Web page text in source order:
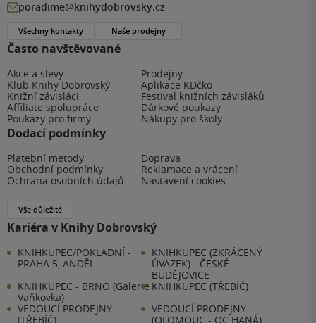
Často navštěvované
Akce a slevy
Prodejny
Klub Knihy Dobrovský
Aplikace KDčko
Knižní závisláci
Festival knižních závisláků
Affiliate spolupráce
Dárkové poukazy
Poukazy pro firmy
Nákupy pro školy
Dodací podmínky
Platební metody
Doprava
Obchodní podmínky
Reklamace a vrácení
Ochrana osobních údajů
Nastavení cookies
Vše důležité
Kariéra v Knihy Dobrovský
KNIHKUPEC/POKLADNÍ -
PRAHA 5, ANDĚL
KNIHKUPEC (ZKRÁCENÝ
ÚVAZEK) - ČESKÉ
BUDĚJOVICE
KNIHKUPEC - BRNO (Galerie
Vaňkovka)
KNIHKUPEC (TŘEBÍČ)
VEDOUCÍ PRODEJNY
(TŘEBÍČ)
VEDOUCÍ PRODEJNY
(OLOMOUC - OC HANÁ)
poradime@knihydobrovsky.cz
Všechny kontakty Naše prodejny